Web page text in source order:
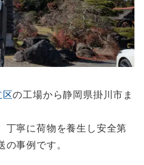
区の工場から静岡県掛川市ま
丁寧に荷物を養生し安全第
事例です。